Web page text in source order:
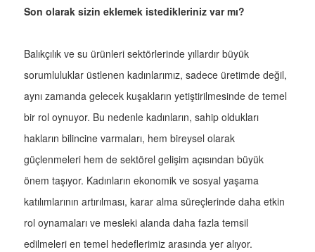
Son olarak sizin eklemek istedikleriniz var mı?
Balıkçılık ve su ürünleri sektörlerinde yıllardır büyük
sorumluluklar üstlenen kadınlarımız, sadece üretimde değil,
aynı zamanda gelecek kuşakların yetiştirilmesinde de temel
bir rol oynuyor. Bu nedenle kadınların, sahip oldukları
hakların bilincine varmaları, hem bireysel olarak
güçlenmeleri hem de sektörel gelişim açısından büyük
önem taşıyor. Kadınların ekonomik ve sosyal yaşama
katılımlarının artırılması, karar alma süreçlerinde daha etkin
rol oynamaları ve mesleki alanda daha fazla temsil
edilmeleri en temel hedeflerimiz arasında yer alıyor.